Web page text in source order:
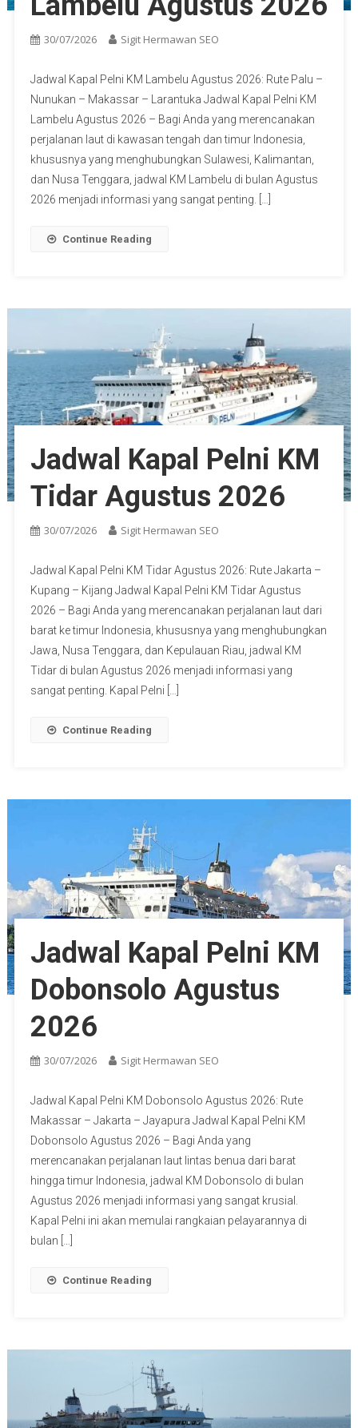
30/07/2026 Sigit Hermawan SEO
Jadwal Kapal Pelni KM Lambelu Agustus 2026: Rute Palu –
Nunukan – Makassar – Larantuka Jadwal Kapal Pelni KM
Lambelu Agustus 2026 – Bagi Anda yang merencanakan
perjalanan laut di kawasan tengah dan timur Indonesia,
khususnya yang menghubungkan Sulawesi, Kalimantan,
dan Nusa Tenggara, jadwal KM Lambelu di bulan Agustus
2026 menjadi informasi yang sangat penting. […]
Continue Reading
Jadwal Kapal Pelni KM
Tidar Agustus 2026
30/07/2026 Sigit Hermawan SEO
Jadwal Kapal Pelni KM Tidar Agustus 2026: Rute Jakarta –
Kupang – Kijang Jadwal Kapal Pelni KM Tidar Agustus
2026 – Bagi Anda yang merencanakan perjalanan laut dari
barat ke timur Indonesia, khususnya yang menghubungkan
Jawa, Nusa Tenggara, dan Kepulauan Riau, jadwal KM
Tidar di bulan Agustus 2026 menjadi informasi yang
sangat penting. Kapal Pelni […]
Continue Reading
Jadwal Kapal Pelni KM
Dobonsolo Agustus
2026
30/07/2026 Sigit Hermawan SEO
Jadwal Kapal Pelni KM Dobonsolo Agustus 2026: Rute
Makassar – Jakarta – Jayapura Jadwal Kapal Pelni KM
Dobonsolo Agustus 2026 – Bagi Anda yang
merencanakan perjalanan laut lintas benua dari barat
hingga timur Indonesia, jadwal KM Dobonsolo di bulan
Agustus 2026 menjadi informasi yang sangat krusial.
Kapal Pelni ini akan memulai rangkaian pelayarannya di
bulan […]
Continue Reading